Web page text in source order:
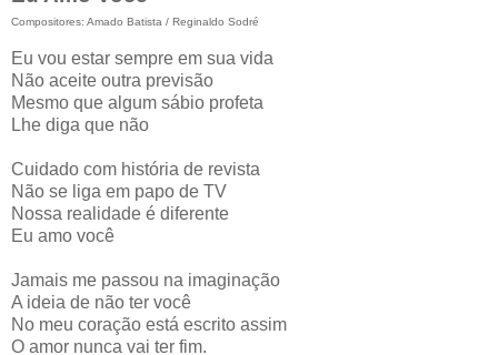
Compositores: Amado Batista / Reginaldo Sodré
Eu vou estar sempre em sua vida
Não aceite outra previsão
Mesmo que algum sábio profeta
Lhe diga que não
Cuidado com história de revista
Não se liga em papo de TV
Nossa realidade é diferente
Eu amo você
Jamais me passou na imaginação
A ideia de não ter você
No meu coração está escrito assim
O amor nunca vai ter fim.